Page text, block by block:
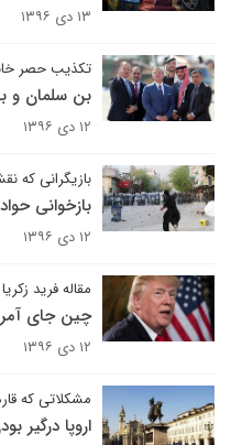
۱۳ دی ۱۳۹۶
تکذیب حصر
بن سلمان و
۱۲ دی ۱۳۹۶
بازیگرانی که
بازخوانی
۱۲ دی ۱۳۹۶
مقاله فرید
چین جای
۱۲ دی ۱۳۹۶
مشکلاتی که
اروپا درگیر